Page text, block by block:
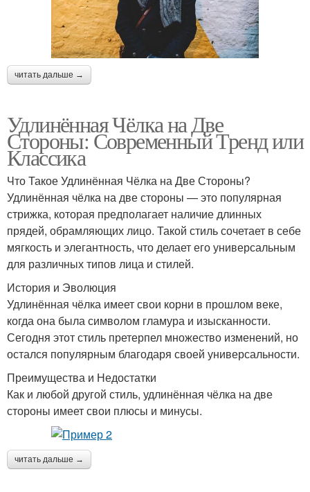
читать дальше →
Удлинённая Чёлка на Две
Стороны: Современный Тренд или
Классика
Что Такое Удлинённая Чёлка на Две Стороны?
Удлинённая чёлка на две стороны — это популярная
стрижка, которая предполагает наличие длинных
прядей, обрамляющих лицо. Такой стиль сочетает в себе
мягкость и элегантность, что делает его универсальным
для различных типов лица и стилей.
История и Эволюция
Удлинённая чёлка имеет свои корни в прошлом веке,
когда она была символом гламура и изысканности.
Сегодня этот стиль претерпел множество изменений, но
остался популярным благодаря своей универсальности.
Преимущества и Недостатки
Как и любой другой стиль, удлинённая чёлка на две
стороны имеет свои плюсы и минусы.
читать дальше →